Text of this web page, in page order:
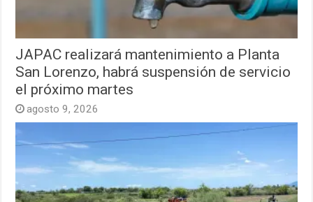
JAPAC realizará mantenimiento a Planta
San Lorenzo, habrá suspensión de servicio
el próximo martes
agosto 9, 2026